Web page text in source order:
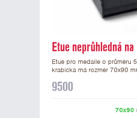
Etue neprůhledná
Etue pro medaile o průměru
krabička má rozměr 70x90
pro pamětní medaile a pro
9500
70x90